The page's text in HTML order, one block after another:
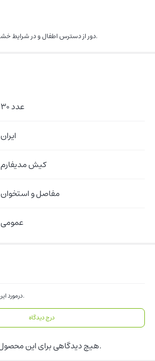
دور از دسترس اطفال و در شرایط خشک و خنک نگهداری شود.
30 عدد
ایران
کیش مدیفارم
مفاصل و استخوان
عمومی
درمورد این محصول دیدگاه درج کنید.
درج دیدگاه
هیچ دیدگاهی برای این محصول نوشته نشده است.